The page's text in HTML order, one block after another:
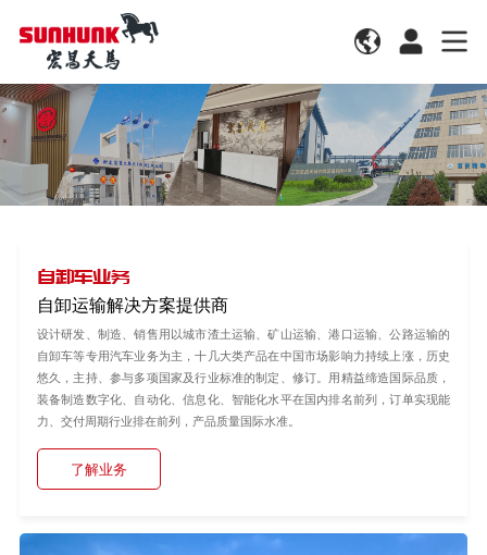
自卸车业务
自卸运输解决方案提供商
设计研发、制造、销售用以城市渣土运输、矿山运输、港口运输、公路运输的
自卸车等专用汽车业务为主，十几大类产品在中国市场影响力持续上涨，历史
悠久，主持、参与多项国家及行业标准的制定、修订。用精益缔造国际品质，
装备制造数字化、自动化、信息化、智能化水平在国内排名前列，订单实现能
力、交付周期行业排在前列，产品质量国际水准。
了解业务